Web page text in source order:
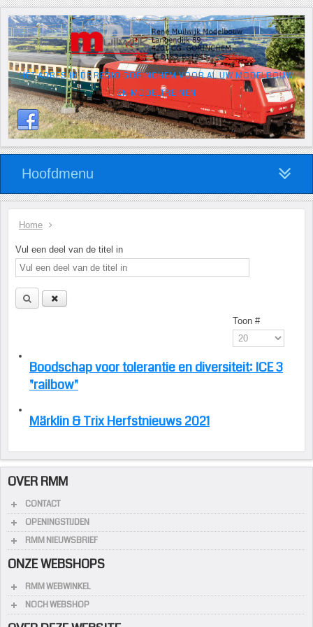
HÉT ADRES IN DE REGIO GORINCHEM VOOR AL UW MODELBOUW
EN MODELTREINEN
Hoofdmenu
Home
Vul een deel van de titel in
Toon #
Boodschap voor tolerantie en diversiteit: ICE 3
"railbow"
Märklin & Trix Herfstnieuws 2021
OVER RMM
CONTACT
OPENINGSTIJDEN
RMM NIEUWSBRIEF
ONZE WEBSHOPS
RMM WEBWINKEL
NOCH WEBSHOP